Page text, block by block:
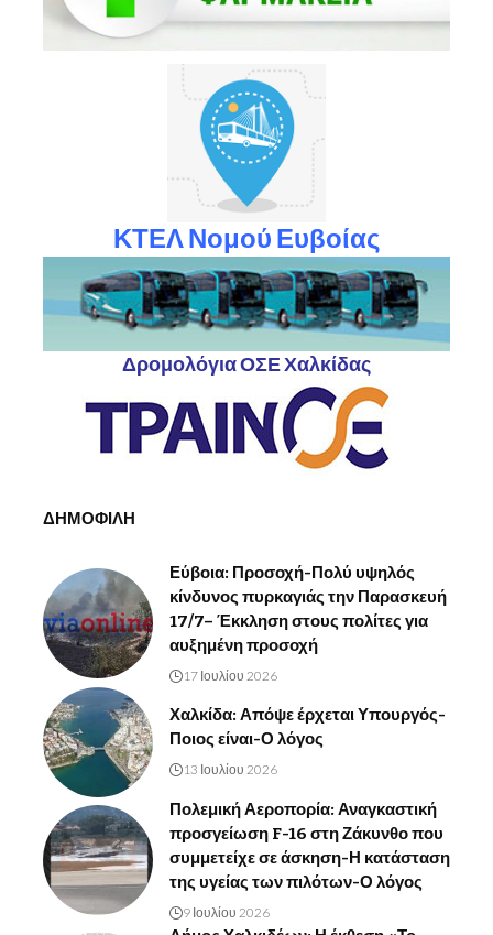
ΚΤΕΛ Νομού Ευβοίας
Δρομολόγια ΟΣΕ Χαλκίδας
ΔΗΜΟΦΙΛΗ
Εύβοια: Προσοχή-Πολύ υψηλός
κίνδυνος πυρκαγιάς την Παρασκευή
17/7– Έκκληση στους πολίτες για
αυξημένη προσοχή
17 Ιουλίου 2026
Χαλκίδα: Απόψε έρχεται Υπουργός-
Ποιος είναι-Ο λόγος
13 Ιουλίου 2026
Πολεμική Αεροπορία: Αναγκαστική
προσγείωση F-16 στη Ζάκυνθο που
συμμετείχε σε άσκηση-Η κατάσταση
της υγείας των πιλότων-Ο λόγος
9 Ιουλίου 2026